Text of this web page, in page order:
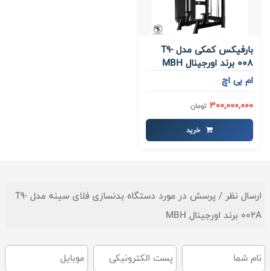
بارفیکس کمکی مدل T9-
008 برند اورجینال MBH
ام بی اچ
300,000,000 تومان
خرید
ارسال نظر / پرسش در مورد دستگاه بدنسازی فلای سینه مدل T9-
002A برند اورجینال MBH